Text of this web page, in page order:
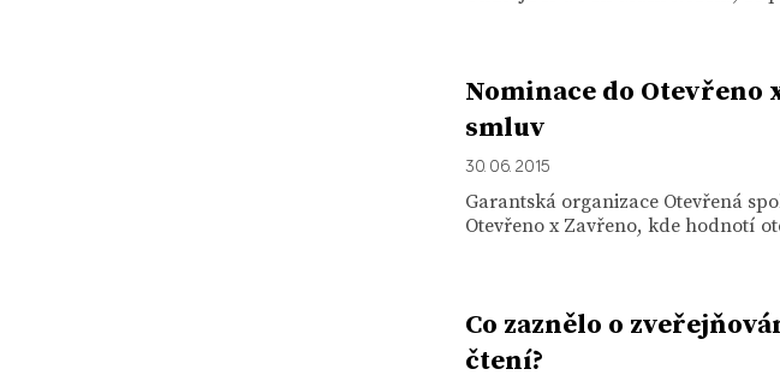
Nominace do
smluv
30. 06. 2015
Garantská organizace Otevřená
Otevřeno x Zavřeno, kde hodnotí
Co zaznělo o
čtení?